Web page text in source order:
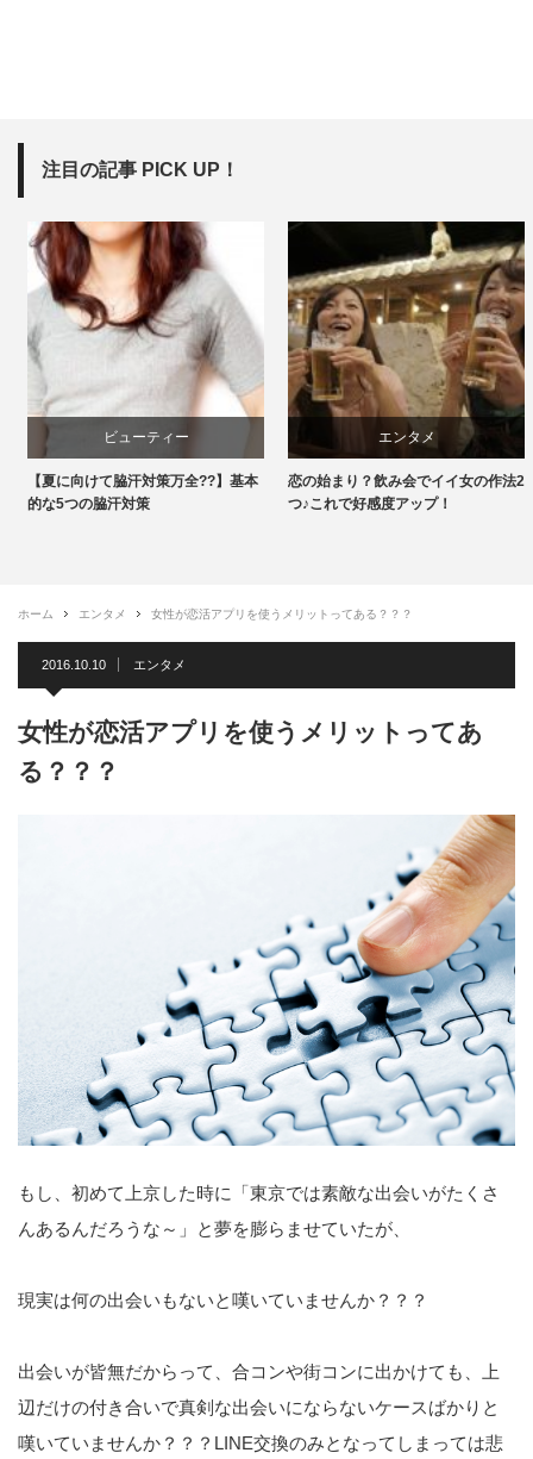
注目の記事 PICK UP！
ビューティー
【夏に向けて脇汗対策万全??】基本
的な5つの脇汗対策
エンタメ
恋の始まり？飲み会でイイ女の作法2
つ♪これで好感度アップ！
ホーム エンタメ 女性が恋活アプリを使うメリットってある？？？
2016.10.10 エンタメ
女性が恋活アプリを使うメリットってあ
る？？？
もし、初めて上京した時に「東京では素敵な出会いがたくさ
んあるんだろうな～」と夢を膨らませていたが、
現実は何の出会いもないと嘆いていませんか？？？
出会いが皆無だからって、合コンや街コンに出かけても、上
辺だけの付き合いで真剣な出会いにならないケースばかりと
嘆いていませんか？？？LINE交換のみとなってしまっては悲